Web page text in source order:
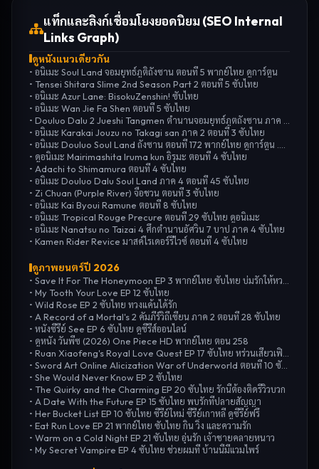
แท็กและลิงก์เชื่อมโยงยอดนิยม (SEO Internal
Links Graph)
ดูหนังแนวเดียวกัน
• อนิเมะ Soul Land จอมยุทธ์ภูติถังซาน ตอนที่ 5 พากย์ไทย ดูการ์ตูน
• Tensei Shitara Slime 2nd Season Part 2 ตอนที่ 5 ซับไทย
• อนิเมะ Azur Lane: BisokuZenshin! ซับไทย
• อนิเมะ Wan Jie Fa Shen ตอนที่ 5 ซับไทย
• Douluo Dalu 2 Jueshi Tangmen ตำนานจอมยุทธ์ภูตถังซาน ภาค 2 ตอนที่ 67
• อนิเมะ Karakai Jouzu no Takagi san ภาค 2 ตอนที่ 3 ซับไทย
• อนิเมะ Douluo Soul Land ถังซาน ตอนที่ 172 พากย์ไทย ดูการ์ตูน .CO
• ดูอนิเมะ Mairimashita Iruma kun อิรุมะ ตอนที่ 4 ซับไทย
• Adachi to Shimamura ตอนที่ 4 ซับไทย
• อนิเมะ Douluo Dalu Soul Land ภาค 4 ตอนที่ 45 ซับไทย
• Zi Chuan (Purple River) จื่อชวน ตอนที่ 3 ซับไทย
• อนิเมะ Kai Byoui Ramune ตอนที่ 8 ซับไทย
• อนิเมะ Tropical Rouge Precure ตอนที่ 29 ซับไทย ดูอนิเมะ
• อนิเมะ Nanatsu no Taizai 4 ศึกตำนานอัศวิน 7 บาป ภาค 4 ซับไทย
• Kamen Rider Revice มาสค์ไรเดอร์รีไวซ์ ตอนที่ 4 ซับไทย
ดูภาพยนตร์ปี 2026
• Save It For The Honeymoon EP 3 พากย์ไทย ซับไทย บ่มรักให้หวานซึ้ง
• My Tooth Your Love EP 12 ซับไทย
• Wild Rose EP 2 ซับไทย ทวงแค้นได้รัก
• A Record of a Mortal's 2 คัมภีร์วิถีเซียน ภาค 2 ตอนที่ 28 ซับไทย
• หนังซีรีย์ See EP 6 ซับไทย ดูซีรีส์ออนไลน์
• ดูหนัง วันพีซ (2026) One Piece HD พากย์ไทย ตอน 258
• Ruan Xiaofeng's Royal Love Quest EP 17 ซับไทย หร่วนเสี่ยวเฟิงที่รัก
• Sword Art Online Alicization War of Underworld ตอนที่ 10 ซับไทย
• She Would Never Know EP 2 ซับไทย
• The Quirky and the Charming EP 20 ซับไทย รักนี้ต้องติดรีวิวบวก
• A Date With the Future EP 15 ซับไทย พบรักที่ปลายสัญญา
• Her Bucket List EP 10 ซับไทย ซีรี่ย์ใหม่ ซีรี่ย์เกาหลี ดูซีรี่ย์ฟรึ
• Eat Run Love EP 21 พากย์ไทย ซับไทย กิน วิ่ง และความรัก
• Warm on a Cold Night EP 21 ซับไทย อุ่นรัก เจ้าชายคลายหนาว
• My Secret Vampire EP 4 ซับไทย ช่วยผมที บ้านนี้มีแวมไพร์